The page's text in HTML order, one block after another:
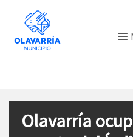
Olavarría